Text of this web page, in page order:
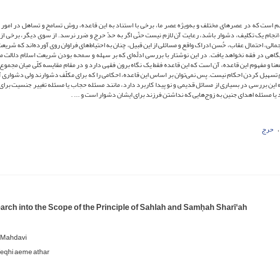
که در عصرهای مختلف و به‌ویژه عصر ما، برخی با استناد به این قاعده، روش تسامح و تساهل در امور
انجام یک تکلیف، دشوار باشد، رعایت آن لازم نیست حتّی اگر به حدّ حرج و ضرر نرسد. از سوی دیگر، برخی
احتمال عقاب، حُسن ادراک واقع و مسائلی از این قبیل، چنان به احتیاط‌های فراوان روی آورده‌اند که
در فقه نخواهد یافت. در این نوشتار با بررسی ادلّه‌ای که بر سهله و سمحه بودن شریعت اسلام دلالت
و مفهوم این قاعده، آن است که این قاعده فقط یک نگاه برون فقهی دارد و در مقام مقایسه کلّی میان
تسهیل کردن احکام نیست. پس نمی‌توان بر اساس این قاعده، احکامی را که برای مکلّف دشوارند ولی دشواری
بررسی در بسیاری از مسائل قدیمی و نو پیدا کاربرد دارد، مانند مسئله حجاب یا مسئله تغییر جنسیت
مسئله اهدای جنین به زوج‌هایی که نداشتن فرزند برای ایشان دشوار است و ... .
حرج
into the Scope of the Principle of Sahlah and Samḥah Sharīʻah
aeme athar